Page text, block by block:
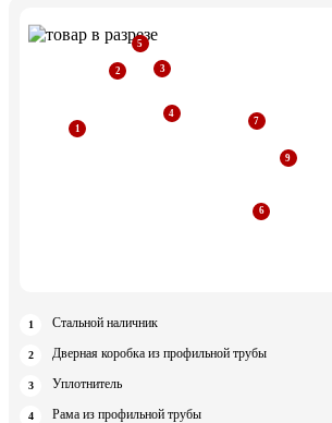
Стальной наличник
Дверная коробка из профильной трубы
Уплотнитель
Рама из профильной трубы